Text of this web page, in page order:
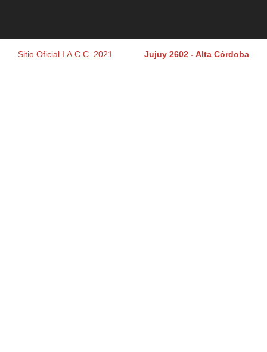
Sitio Oficial I.A.C.C. 2021 Jujuy 2602 - Alta Córdoba